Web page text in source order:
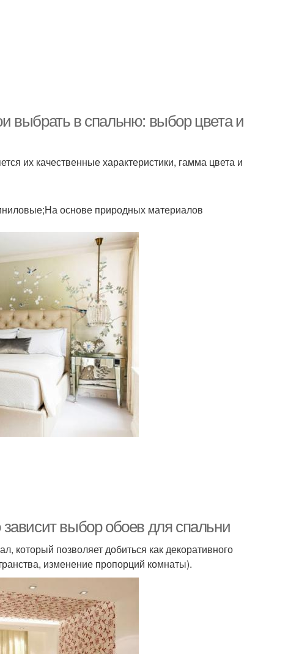
выбрать в спальню: выбор цвета и
их качественные характеристики, гамма цвета и
основе природных материалов
выбор обоев для спальни
который позволяет добиться как декоративного
изменение пропорций комнаты).